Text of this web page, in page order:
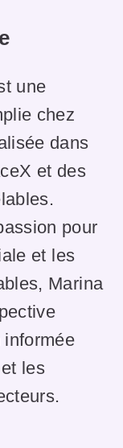
une
chez
dans
et des
pour
et les
Marina
informée
les